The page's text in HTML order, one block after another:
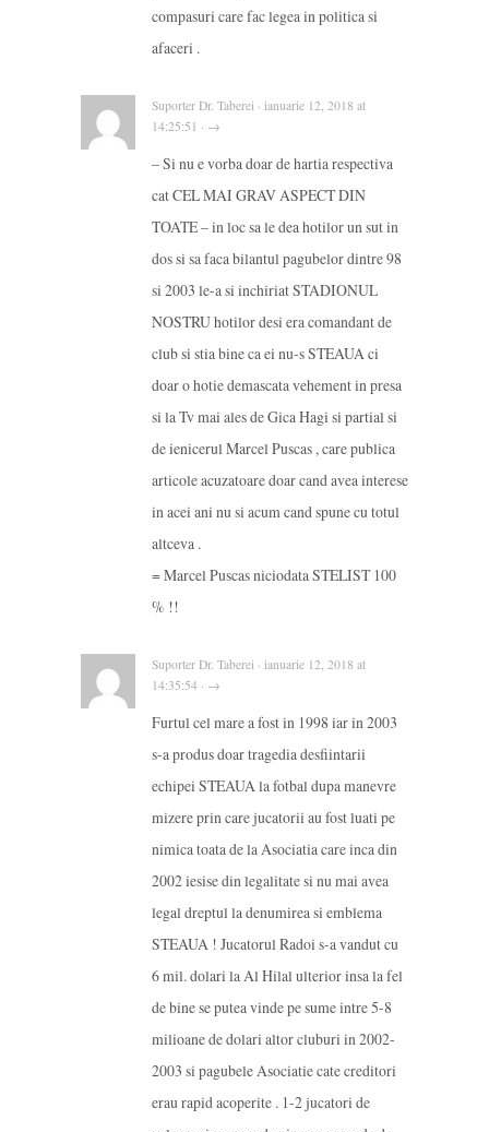
compasuri care fac legea in politica si
afaceri .
Suporter Dr. Taberei · ianuarie 12, 2018 at
14:25:51 · →
– Si nu e vorba doar de hartia respectiva
cat CEL MAI GRAV ASPECT DIN
TOATE – in loc sa le dea hotilor un sut in
dos si sa faca bilantul pagubelor dintre 98
si 2003 le-a si inchiriat STADIONUL
NOSTRU hotilor desi era comandant de
club si stia bine ca ei nu-s STEAUA ci
doar o hotie demascata vehement in presa
si la Tv mai ales de Gica Hagi si partial si
de ienicerul Marcel Puscas , care publica
articole acuzatoare doar cand avea interese
in acei ani nu si acum cand spune cu totul
altceva .
= Marcel Puscas niciodata STELIST 100
% !!
Suporter Dr. Taberei · ianuarie 12, 2018 at
14:35:54 · →
Furtul cel mare a fost in 1998 iar in 2003
s-a produs doar tragedia desfiintarii
echipei STEAUA la fotbal dupa manevre
mizere prin care jucatorii au fost luati pe
nimica toata de la Asociatia care inca din
2002 iesise din legalitate si nu mai avea
legal dreptul la denumirea si emblema
STEAUA ! Jucatorul Radoi s-a vandut cu
6 mil. dolari la Al Hilal ulterior insa la fel
de bine se putea vinde pe sume intre 5-8
milioane de dolari altor cluburi in 2002-
2003 si pagubele Asociatie cate creditori
erau rapid acoperite . 1-2 jucatori de